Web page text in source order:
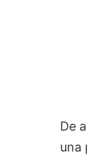
De
una